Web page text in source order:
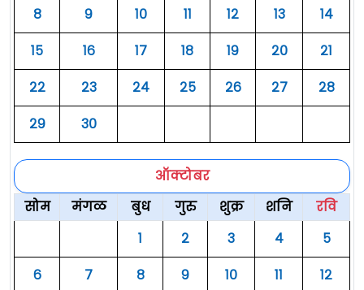
८
९ १० ११ १२ १३
१४
१५
१६ १७ १८ १९ २०
२१
२२
२३ २४ २५ २६ २७
२८
२९
३०
ऑक्टोबर
सोम
मंगळ बुध गुरु शुक्र शनि
रवि
१
२ ३ ४
५
६
७ ८ ९ १० ११
१२